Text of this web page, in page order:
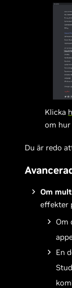
Klicka
om hur
Du är redo
Om
effekter
Om
En